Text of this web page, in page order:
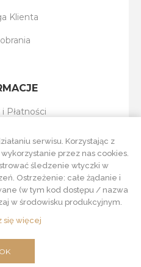
Klienta
Płatności
Sklepu
serwisu. Korzystając z
przez nas cookies.
śledzenie wtyczki w
Ostrzeżenie: całe żądanie i
(w tym kod dostępu / nazwa
w środowisku produkcyjnym.
się więcej
OK